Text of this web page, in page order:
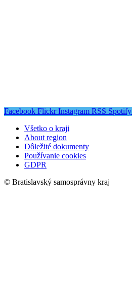
Facebook Flickr Instagram RSS Spotify
Všetko o kraji
About region
Dôležité dokumenty
Používanie cookies
GDPR
© Bratislavský samosprávny kraj